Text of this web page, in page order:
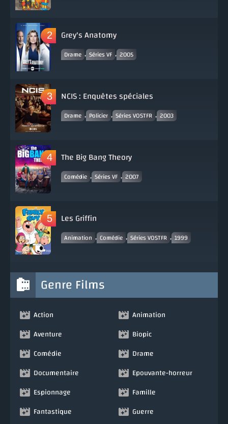
Grey's Anatomy
Drame , Séries VF , 2005
NCIS : Enquêtes spéciales
Drame , Policier , Séries VOSTFR , 2003
The Big Bang Theory
Comédie , Séries VF , 2007
Les Griffin
Animation , Comédie , Séries VOSTFR , 1999
Genre Films
Action
Animation
Aventure
Biopic
Comédie
Drame
Documentaire
Epouvante-horreur
Espionnage
Famille
Fantastique
Guerre